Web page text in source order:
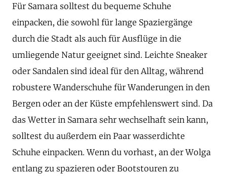
Für Samara solltest du bequeme Schuhe
einpacken, die sowohl für lange Spaziergänge
durch die Stadt als auch für Ausflüge in die
umliegende Natur geeignet sind. Leichte Sneaker
oder Sandalen sind ideal für den Alltag, während
robustere Wanderschuhe für Wanderungen in den
Bergen oder an der Küste empfehlenswert sind. Da
das Wetter in Samara sehr wechselhaft sein kann,
solltest du außerdem ein Paar wasserdichte
Schuhe einpacken. Wenn du vorhast, an der Wolga
entlang zu spazieren oder Bootstouren zu